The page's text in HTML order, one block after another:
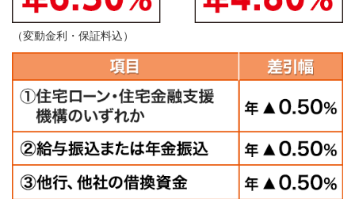
（変動金利・保証料込）